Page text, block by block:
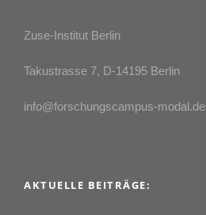
Zuse-Institut Berlin
Takustrasse 7, D-14195 Berlin
info@forschungscampus-modal.de
AKTUELLE BEITRÄGE: